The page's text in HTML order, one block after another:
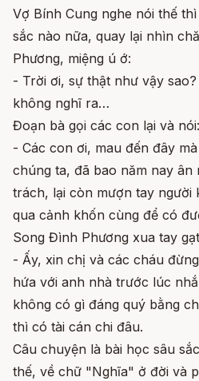
Vợ Bính Cung nghe nói thế
sắc nào nữa, quay lại nhìn
Phương, miệng ú ớ:
- Trời ơi, sự thật như vậy
không nghĩ ra…
Đoạn bà gọi các con lại và nói:
- Các con ơi, mau đến đây
chúng ta, đã bao năm nay ân
trách, lại còn mượn tay người
qua cảnh khốn cùng để có
Song Đình Phương xua tay
- Ấy, xin chị và các cháu
hứa với anh nhà trước lúc
không có gì đáng quý bằng
thì có tài cán chi đâu.
Câu chuyện là bài học sâu
thế, về chữ "Nghĩa" ở đời và